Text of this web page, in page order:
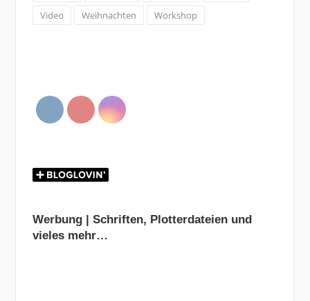
Video
Weihnachten Workshop
Werbung | Schriften, Plotterdateien und
vieles mehr…